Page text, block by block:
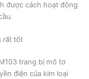
được cách hoạt động
rất tốt
trang bị mô tơ
điện của kim loại